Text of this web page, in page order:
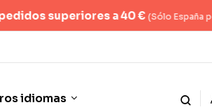
a 40 €(Sólo España península y
idiomas